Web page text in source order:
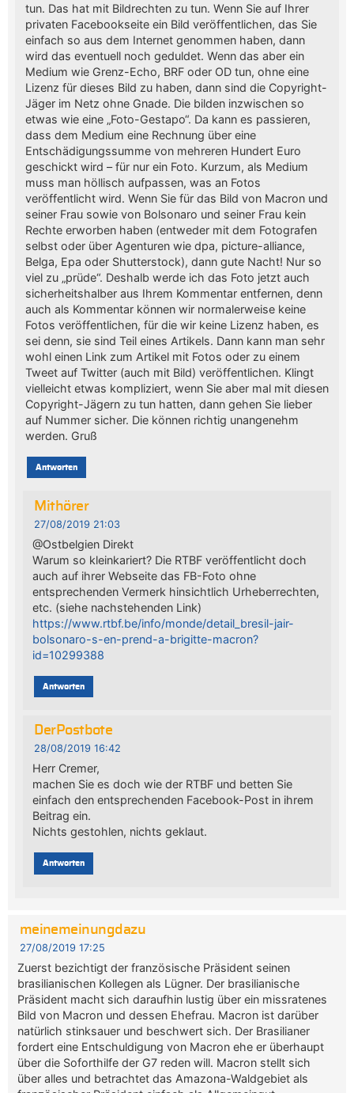
tun. Das hat mit Bildrechten zu tun. Wenn Sie auf Ihrer
privaten Facebookseite ein Bild veröffentlichen, das Sie
einfach so aus dem Internet genommen haben, dann
wird das eventuell noch geduldet. Wenn das aber ein
Medium wie Grenz-Echo, BRF oder OD tun, ohne eine
Lizenz für dieses Bild zu haben, dann sind die Copyright-
Jäger im Netz ohne Gnade. Die bilden inzwischen so
etwas wie eine „Foto-Gestapo“. Da kann es passieren,
dass dem Medium eine Rechnung über eine
Entschädigungssumme von mehreren Hundert Euro
geschickt wird – für nur ein Foto. Kurzum, als Medium
muss man höllisch aufpassen, was an Fotos
veröffentlicht wird. Wenn Sie für das Bild von Macron und
seiner Frau sowie von Bolsonaro und seiner Frau kein
Rechte erworben haben (entweder mit dem Fotografen
selbst oder über Agenturen wie dpa, picture-alliance,
Belga, Epa oder Shutterstock), dann gute Nacht! Nur so
viel zu „prüde“. Deshalb werde ich das Foto jetzt auch
sicherheitshalber aus Ihrem Kommentar entfernen, denn
auch als Kommentar können wir normalerweise keine
Fotos veröffentlichen, für die wir keine Lizenz haben, es
sei denn, sie sind Teil eines Artikels. Dann kann man sehr
wohl einen Link zum Artikel mit Fotos oder zu einem
Tweet auf Twitter (auch mit Bild) veröffentlichen. Klingt
vielleicht etwas kompliziert, wenn Sie aber mal mit diesen
Copyright-Jägern zu tun hatten, dann gehen Sie lieber
auf Nummer sicher. Die können richtig unangenehm
werden. Gruß
Antworten
Mithörer
27/08/2019 21:03
@Ostbelgien Direkt
Warum so kleinkariert? Die RTBF veröffentlicht doch
auch auf ihrer Webseite das FB-Foto ohne
entsprechenden Vermerk hinsichtlich Urheberrechten,
etc. (siehe nachstehenden Link)
https://www.rtbf.be/info/monde/detail_bresil-jair-
bolsonaro-s-en-prend-a-brigitte-macron?
id=10299388
Antworten
DerPostbote
28/08/2019 16:42
Herr Cremer,
machen Sie es doch wie der RTBF und betten Sie
einfach den entsprechenden Facebook-Post in ihrem
Beitrag ein.
Nichts gestohlen, nichts geklaut.
Antworten
meinemeinungdazu
27/08/2019 17:25
Zuerst bezichtigt der französische Präsident seinen
brasilianischen Kollegen als Lügner. Der brasilianische
Präsident macht sich daraufhin lustig über ein missratenes
Bild von Macron und dessen Ehefrau. Macron ist darüber
natürlich stinksauer und beschwert sich. Der Brasilianer
fordert eine Entschuldigung von Macron ehe er überhaupt
über die Soforthilfe der G7 reden will. Macron stellt sich
über alles und betrachtet das Amazona-Waldgebiet als